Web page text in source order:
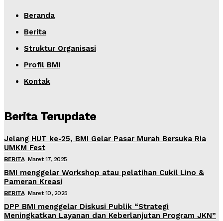
Beranda
Berita
Struktur Organisasi
Profil BMI
Kontak
Berita Terupdate
Jelang HUT ke-25, BMI Gelar Pasar Murah Bersuka Ria
UMKM Fest
BERITA Maret 17, 2025
BMI menggelar Workshop atau pelatihan Cukil Lino &
Pameran Kreasi
BERITA Maret 10, 2025
DPP BMI menggelar Diskusi Publik “Strategi
Meningkatkan Layanan dan Keberlanjutan Program JKN”